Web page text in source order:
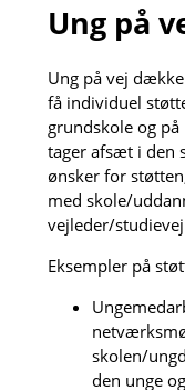
Ung på
Ung på vej
få individuel
grundskole og
tager afsæt i den
ønsker for
med skole/
vejleder/
Eksempler på
skolen/
den unge